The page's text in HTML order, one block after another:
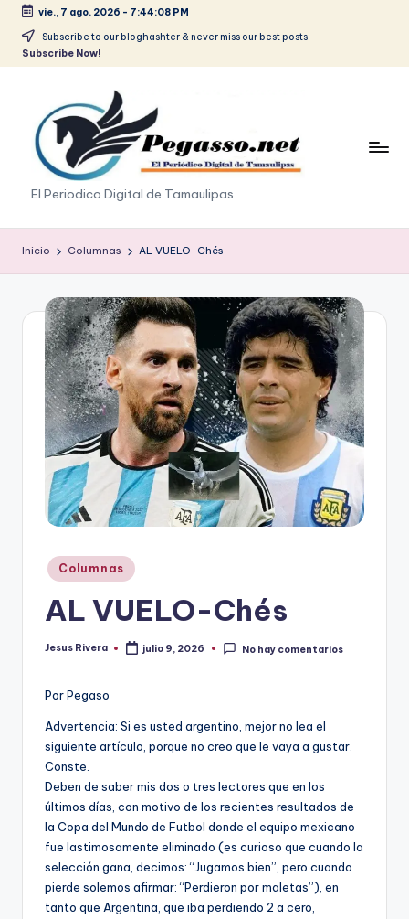
Saltar
vie., 7 ago. 2026 - 7:44:08 PM
Subscribe to our bloghashter & never miss our best posts.
Subscribe Now!
p
e
g
s
o
El Periodico Digital de Tamaulipas
Inicio Columnas AL VUELO-Chés
Publicado
en
Columnas
AL VUELO-Chés
Publicado
Jesus Rivera julio 9, 2026 No hay comentarios
Por Pegaso
Advertencia: Si es usted argentino, mejor no lea el
siguiente artículo, porque no creo que le vaya a gustar.
Conste.
Deben de saber mis dos o tres lectores que en los
últimos días, con motivo de los recientes resultados de
la Copa del Mundo de Futbol donde el equipo mexicano
fue lastimosamente eliminado (es curioso que cuando la
selección gana, decimos: “Jugamos bien”, pero cuando
pierde solemos afirmar: “Perdieron por maletas”), en
tanto que Argentina, que iba perdiendo 2 a cero,